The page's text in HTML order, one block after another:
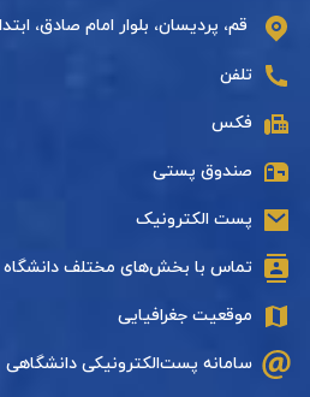
قم، پردیسان، بلوار امام صادق،
تلفن
فکس
صندوق پستی
پست الکترونیک
تماس با بخش‌های مختلف دانشگاه
موقعیت جغرافیایی
سامانه پست‌الکترونیکی دانشگاهی